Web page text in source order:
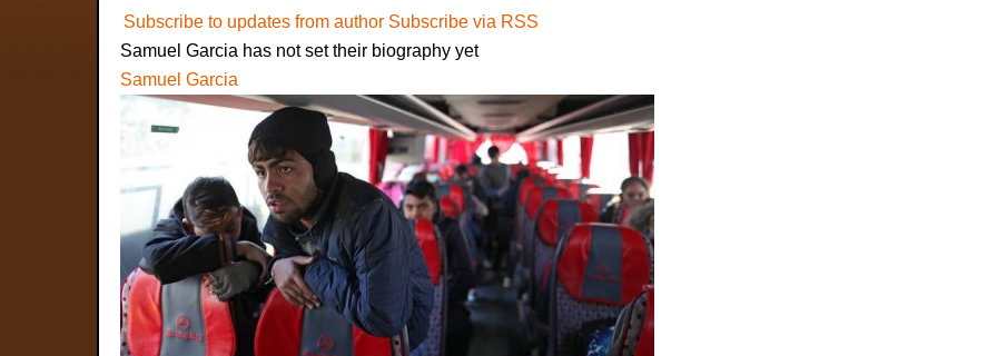
Subscribe to updates from author Subscribe via RSS
Samuel Garcia has not set their biography yet
Samuel Garcia